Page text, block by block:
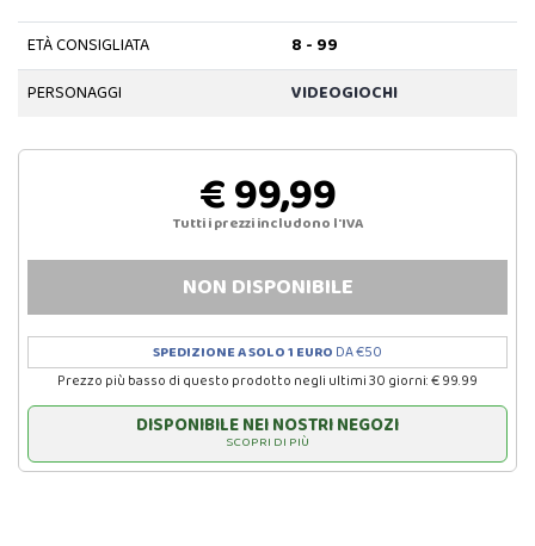
ETÀ CONSIGLIATA
8 - 99
PERSONAGGI
VIDEOGIOCHI
€ 99,99
Tutti i prezzi includono l'IVA
NON DISPONIBILE
SPEDIZIONE A SOLO 1 EURO DA €50
Prezzo più basso di questo prodotto negli ultimi 30 giorni: € 99.99
DISPONIBILE NEI NOSTRI NEGOZI
SCOPRI DI PIÙ